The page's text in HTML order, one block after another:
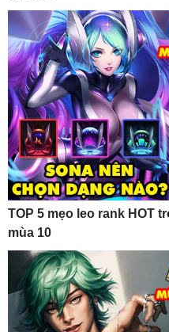
TOP 5 mẹo leo rank HOT
mùa 10